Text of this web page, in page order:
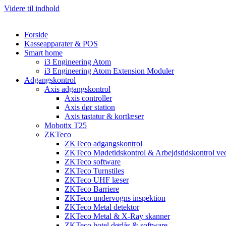
Videre til indhold
Forside
Kasseapparater & POS
Smart home
i3 Engineering Atom
i3 Engineering Atom Extension Moduler
Adgangskontrol
Axis adgangskontrol
Axis controller
Axis dør station
Axis tastatur & kortlæser
Mobotix T25
ZKTeco
ZKTeco adgangskontrol
ZKTeco Mødetidskontrol & Arbejdstidskontrol
ZKTeco software
ZKTeco Turnstiles
ZKTeco UHF læser
ZKTeco Barriere
ZKTeco undervogns inspektion
ZKTeco Metal detektor
ZKTeco Metal & X-Ray skanner